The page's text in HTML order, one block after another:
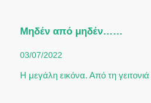
Μηδέν από μηδέν……
03/07/2022
Η μεγάλη εικόνα. Από τη